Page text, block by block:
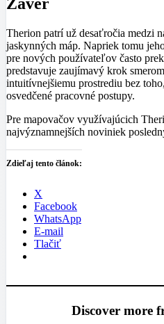
Therion patrí už desaťročia medzi
jaskynných máp. Napriek tomu
pre nových používateľov často
predstavuje zaujímavý krok
intuitívnejšiemu prostrediu bez
osvedčené pracovné postupy.
Pre mapovačov využívajúcich
najvýznamnejších noviniek
Zdieľaj tento článok:
X
Facebook
WhatsApp
E-mail
Tlačiť
Discover more